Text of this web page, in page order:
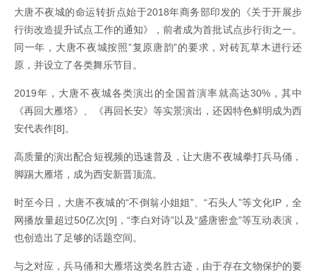
大唐不夜城的命运转折点始于2018年商务部印发的《关于开展步
行街改造提升试点工作的通知》，前者成为首批试点步行街之一。
同一年，大唐不夜城按照”复原唐韵”的要求，对砖瓦草木进行还
原，并设立了各类舞乐节目。
2019年，大唐不夜城各类演出的全国首演率就高达30%，其中
《再回大雁塔》、《再回长安》等实景演出，还因特色鲜明成为西
安代表作[8]。
高质量的演出配合短视频的迅速普及，让大唐不夜城拳打兵马俑，
脚踢大雁塔，成为西安新晋顶流。
时至今日，大唐不夜城的“不倒翁小姐姐”、“石头人”等文化IP，全
网播放量超过50亿次[9]，“李白对诗”以及“盛唐密盒”等互动表演，
也创造出了足够的话题空间。
与之对应，兵马俑和大雁塔这类名胜古迹，由于存在文物保护的要